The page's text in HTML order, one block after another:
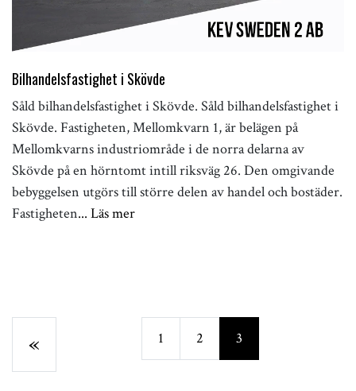
Bilhandelsfastighet i Skövde
Såld bilhandelsfastighet i Skövde. Såld bilhandelsfastighet i
Skövde. Fastigheten, Mellomkvarn 1, är belägen på
Mellomkvarns industriområde i de norra delarna av
Skövde på en hörntomt intill riksväg 26. Den omgivande
bebyggelsen utgörs till större delen av handel och bostäder.
Fastigheten... Läs mer
« 1 2 3